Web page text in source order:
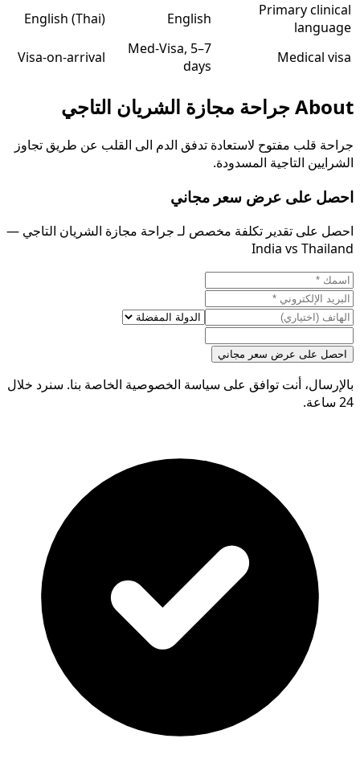
Primary clinical
language
English
English (Thai)
Medical visa
Med-Visa, 5–7
days
Visa-on-arrival
About جراحة مجازة الشريان التاجي
جراحة قلب مفتوح لاستعادة تدفق الدم الى القلب عن طريق تجاوز
الشرايين التاجية المسدودة.
احصل على عرض سعر مجاني
احصل على تقدير تكلفة مخصص لـ جراحة مجازة الشريان التاجي —
India vs Thailand
احصل على عرض سعر مجاني
بالإرسال، أنت توافق على سياسة الخصوصية الخاصة بنا. سنرد خلال
24 ساعة.